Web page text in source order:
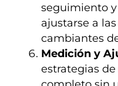
seguimiento
ajustarse a
cambiantes
Medición y
estrategias